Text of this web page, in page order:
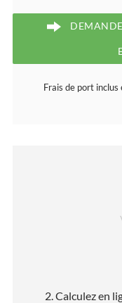
Frais de port
2. Calculez en